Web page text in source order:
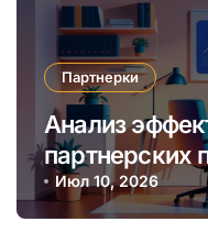
Партнерки
Анализ
партнерских
выбрать
нишу и
Июл 10, 2026